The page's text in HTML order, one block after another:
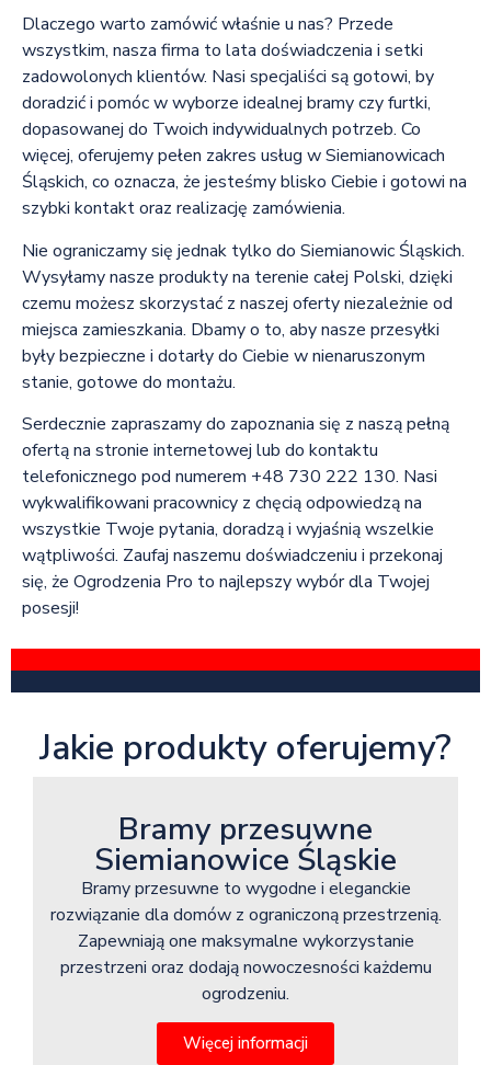
Dlaczego warto zamówić właśnie u nas? Przede
wszystkim, nasza firma to lata doświadczenia i setki
zadowolonych klientów. Nasi specjaliści są gotowi, by
doradzić i pomóc w wyborze idealnej bramy czy furtki,
dopasowanej do Twoich indywidualnych potrzeb. Co
więcej, oferujemy pełen zakres usług w Siemianowicach
Śląskich, co oznacza, że jesteśmy blisko Ciebie i gotowi na
szybki kontakt oraz realizację zamówienia.
Nie ograniczamy się jednak tylko do Siemianowic Śląskich.
Wysyłamy nasze produkty na terenie całej Polski, dzięki
czemu możesz skorzystać z naszej oferty niezależnie od
miejsca zamieszkania. Dbamy o to, aby nasze przesyłki
były bezpieczne i dotarły do Ciebie w nienaruszonym
stanie, gotowe do montażu.
Serdecznie zapraszamy do zapoznania się z naszą pełną
ofertą na stronie internetowej lub do kontaktu
telefonicznego pod numerem +48 730 222 130. Nasi
wykwalifikowani pracownicy z chęcią odpowiedzą na
wszystkie Twoje pytania, doradzą i wyjaśnią wszelkie
wątpliwości. Zaufaj naszemu doświadczeniu i przekonaj
się, że Ogrodzenia Pro to najlepszy wybór dla Twojej
posesji!
Jakie produkty oferujemy?
Bramy przesuwne
Siemianowice Śląskie
Bramy przesuwne to wygodne i eleganckie
rozwiązanie dla domów z ograniczoną przestrzenią.
Zapewniają one maksymalne wykorzystanie
przestrzeni oraz dodają nowoczesności każdemu
ogrodzeniu.
Więcej informacji